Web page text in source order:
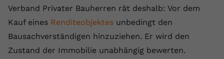
Verband Privater Bauherren rät deshalb: Vor dem
Kauf eines Renditeobjektes unbedingt den
Bausachverständigen hinzuziehen. Er wird den
Zustand der Immobilie unabhängig bewerten.